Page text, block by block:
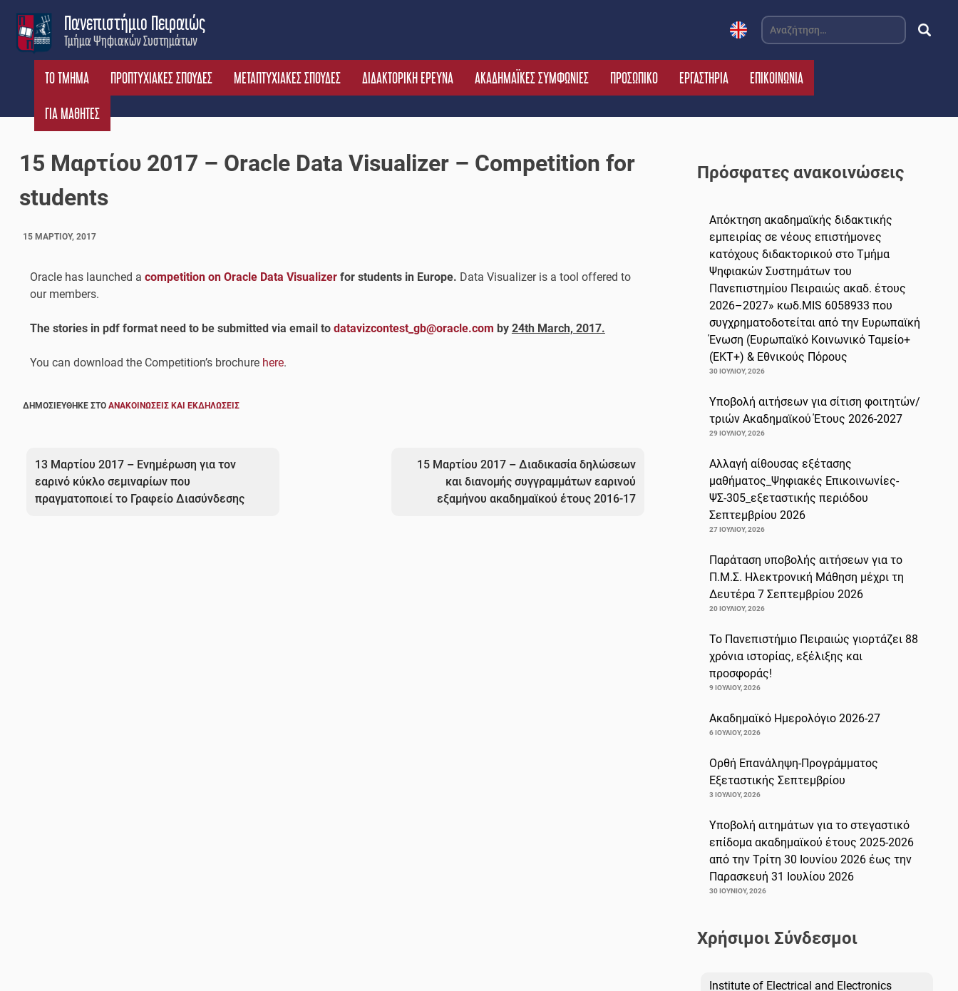
content
Τμήμα Ψηφιακών Συστημάτων
Πανεπιστήμιο Πειραιώς
Αναζήτηση
για:
ΤΟ ΤΜΗΜΑ ΠΡΟΠΤΥΧΙΑΚΕΣ ΣΠΟΥΔΕΣ ΜΕΤΑΠΤΥΧΙΑΚΕΣ ΣΠΟΥΔΕΣ ΔΙΔΑΚΤΟΡΙΚΗ ΕΡΕΥΝΑ ΑΚΑΔΗΜΑΪΚΕΣ ΣΥΜΦΩΝΙΕΣ ΠΡΟΣΩΠΙΚΟ ΕΡΓΑΣΤΗΡΙΑ ΕΠΙΚΟΙΝΩΝΙΑ
ΓΙΑ ΜΑΘΗΤΕΣ
15 Μαρτίου 2017 – Oracle Data Visualizer – Competition for
students
15 ΜΑΡΤΊΟΥ, 2017
Oracle has launched a competition on Oracle Data Visualizer for students in Europe. Data Visualizer is a tool offered to
our members.
The stories in pdf format need to be submitted via email to datavizcontest_gb@oracle.com by 24th March, 2017.
You can download the Competition’s brochure here.
ΔΗΜΟΣΙΕΎΘΗΚΕ ΣΤΟ ΑΝΑΚΟΙΝΏΣΕΙΣ ΚΑΙ ΕΚΔΗΛΏΣΕΙΣ
άρθρων
13 Μαρτίου 2017 – Ενημέρωση για τον
εαρινό κύκλο σεμιναρίων που
πραγματοποιεί το Γραφείο Διασύνδεσης
15 Μαρτίου 2017 – Διαδικασία δηλώσεων
και διανομής συγγραμμάτων εαρινού
εξαμήνου ακαδημαϊκού έτους 2016-17
Πρόσφατες ανακοινώσεις
Απόκτηση ακαδημαϊκής διδακτικής
εμπειρίας σε νέους επιστήμονες
κατόχους διδακτορικού στο Τμήμα
Ψηφιακών Συστημάτων του
Πανεπιστημίου Πειραιώς ακαδ. έτους
2026–2027» κωδ.MIS 6058933 που
συγχρηματοδοτείται από την Ευρωπαϊκή
Ένωση (Ευρωπαϊκό Κοινωνικό Ταμείο+
(ΕΚΤ+) & Εθνικούς Πόρους
30 ΙΟΥΛΊΟΥ, 2026
Υποβολή αιτήσεων για σίτιση φοιτητών/
τριών Ακαδημαϊκού Έτους 2026-2027
29 ΙΟΥΛΊΟΥ, 2026
Αλλαγή αίθουσας εξέτασης
μαθήματος_Ψηφιακές Επικοινωνίες-
ΨΣ-305_εξεταστικής περιόδου
Σεπτεμβρίου 2026
27 ΙΟΥΛΊΟΥ, 2026
Παράταση υποβολής αιτήσεων για το
Π.Μ.Σ. Ηλεκτρονική Μάθηση μέχρι τη
Δευτέρα 7 Σεπτεμβρίου 2026
20 ΙΟΥΛΊΟΥ, 2026
Το Πανεπιστήμιο Πειραιώς γιορτάζει 88
χρόνια ιστορίας, εξέλιξης και
προσφοράς!
9 ΙΟΥΛΊΟΥ, 2026
Ακαδημαϊκό Ημερολόγιο 2026-27
6 ΙΟΥΛΊΟΥ, 2026
Ορθή Επανάληψη-Προγράμματος
Εξεταστικής Σεπτεμβρίου
3 ΙΟΥΛΊΟΥ, 2026
Υποβολή αιτημάτων για το στεγαστικό
επίδομα ακαδημαϊκού έτους 2025-2026
από την Τρίτη 30 Ιουνίου 2026 έως την
Παρασκευή 31 Ιουλίου 2026
30 ΙΟΥΝΊΟΥ, 2026
Χρήσιμοι Σύνδεσμοι
Institute of Electrical and Electronics